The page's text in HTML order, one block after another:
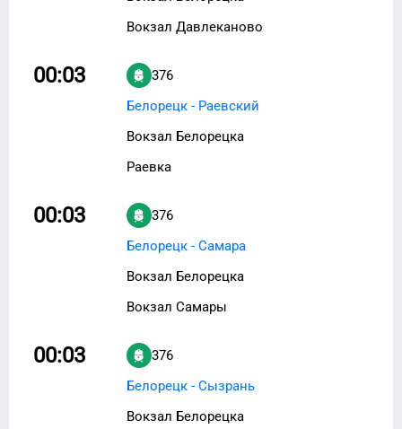
Вокзал Давлеканово
00:03
376
Белорецк - Раевский
Вокзал Белорецка
Раевка
00:03
376
Белорецк - Самара
Вокзал Белорецка
Вокзал Самары
00:03
376
Белорецк - Сызрань
Вокзал Белорецка